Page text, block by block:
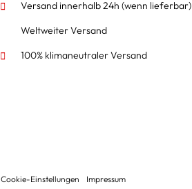
Versand innerhalb 24h (wenn lieferbar)
Weltweiter Versand
100% klimaneutraler Versand
Cookie-Einstellungen Impressum